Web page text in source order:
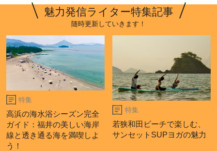
魅力発信ライター特集記事
随時更新していきます！
特集
高浜の海水浴シーズン完全
ガイド：福井の美しい海岸
線と透き通る海を満喫しよ
う！
特集
若狭和田ビーチで楽しむ、
サンセットSUPヨガの魅力